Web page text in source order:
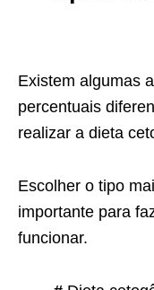
Existem algumas
percentuais
realizar a dieta
Escolher o tipo
importante para
funcionar.